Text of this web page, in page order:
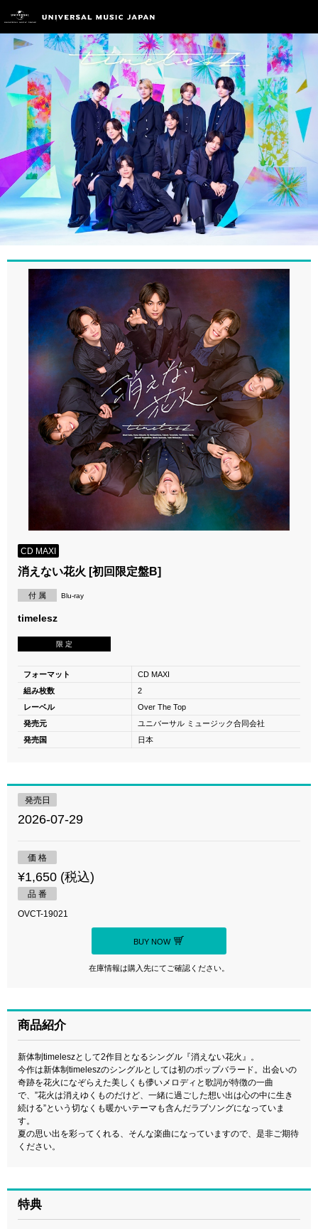
CD MAXI
消えない花火 [初回限定盤B]
付 属 Blu-ray
timelesz
限 定
フォーマット
CD MAXI
組み枚数
2
レーベル
Over The Top
発売元
ユニバーサル ミュージック合同会社
発売国
日本
発売日
2026-07-29
価 格
¥1,650 (税込)
品 番
OVCT-19021
BUY NOW
在庫情報は購入先にてご確認ください。
商品紹介
新体制timeleszとして2作目となるシングル『消えない花火』。
今作は新体制timeleszのシングルとしては初のポップバラード。出会いの
奇跡を花火になぞらえた美しくも儚いメロディと歌詞が特徴の一曲
で、”花火は消えゆくものだけど、一緒に過ごした想い出は心の中に生き
続ける”という切なくも暖かいテーマも含んだラブソングになっていま
す。
夏の思い出を彩ってくれる、そんな楽曲になっていますので、是非ご期待
ください。
特典